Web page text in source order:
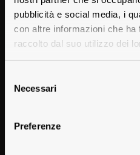
pubblicità e social media, i
con altre informazioni che ha
raccolto dal suo utilizzo dei
delNecessari
Preferenze